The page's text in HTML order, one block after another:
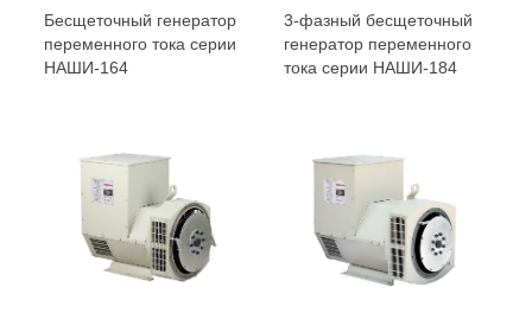
Бесщеточный генератор
переменного тока серии
НАШИ-164
3-фазный бесщеточный
генератор переменного
тока серии НАШИ-184